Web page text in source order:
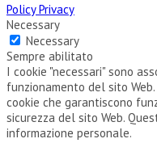
Policy Privacy
Necessary
Necessary
Sempre abilitato
I cookie "necessari" sono
funzionamento del sito
cookie che garantiscono
sicurezza del sito Web.
informazione personale.